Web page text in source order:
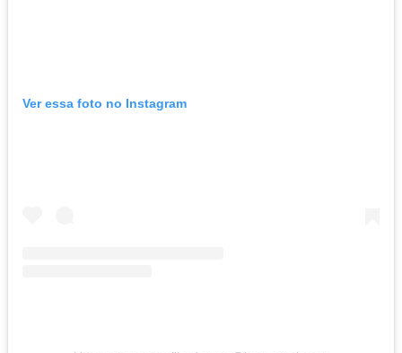
Ver essa foto no Instagram